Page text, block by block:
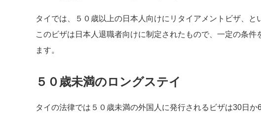
タイでは、５０歳以上の日本人向けにリタイアメントビザ、と
このビザは日本人退職者向けに制定されたもので、一定の条
ます。
５０歳未満のロングステイ
タイの法律では５０歳未満の外国人に発行されるビザは30日か